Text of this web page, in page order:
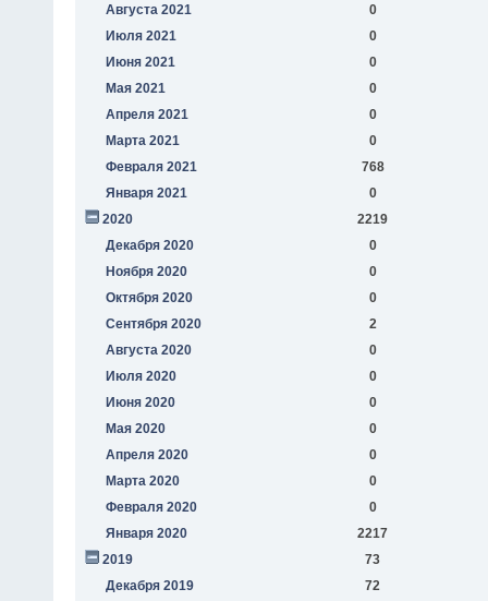
Августа 2021
0
Июля 2021
0
Июня 2021
0
Мая 2021
0
Апреля 2021
0
Марта 2021
0
Февраля 2021
768
Января 2021
0
2020
2219
Декабря 2020
0
Ноября 2020
0
Октября 2020
0
Сентября 2020
2
Августа 2020
0
Июля 2020
0
Июня 2020
0
Мая 2020
0
Апреля 2020
0
Марта 2020
0
Февраля 2020
0
Января 2020
2217
2019
73
Декабря 2019
72